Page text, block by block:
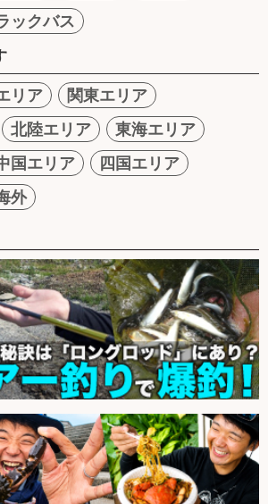
ックバス
リア
関東エリア
北陸エリア
東海エリア
国エリア
四国エリア
外